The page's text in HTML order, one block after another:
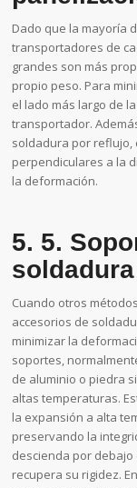
Dado que la mayoría
transportadores de
grandes son más
propio peso. Para
el lado más largo de
transportador.
soldadura por reflujo,
perpendiculares a la
la deformación.
5. 5.
Cuando otros
accesorios de
minimizar la
soportes,
de aluminio o piedra
altas temperaturas.
la expansión a alta
preservando la
descienda por debajo
recupera su rigidez.